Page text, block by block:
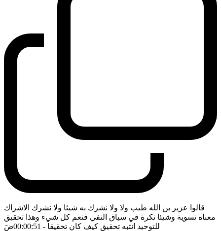
قالوا عزير بن الله طيب ولا ولا نشرك به شيئا ولا نشرك الاشراك
معناه تسوية وشيئا نكرة في سياق النفي فتعم كل شيء وهذا تحقيق
للتوحيد انتبه تحقيق كيف كان تحقيقا - 00:00:51 ضَ